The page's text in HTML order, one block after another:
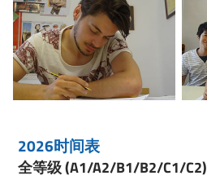
2026时间表
全等级 (A1/A2/B1/B2/C1/C2)